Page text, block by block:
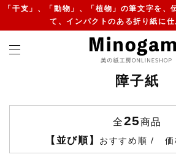
「干支」、「動物」、「植物」の筆文字を、
て、インパクトのある折り紙に仕
障子紙
全25商品
【並び順】 おすすめ順 価